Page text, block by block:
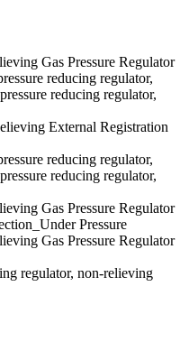
Gas Pressure Regulator
reducing regulator,
reducing regulator,
External Registration
reducing regulator,
reducing regulator,
Gas Pressure Regulator
Pressure
Gas Pressure Regulator
regulator, non-relieving